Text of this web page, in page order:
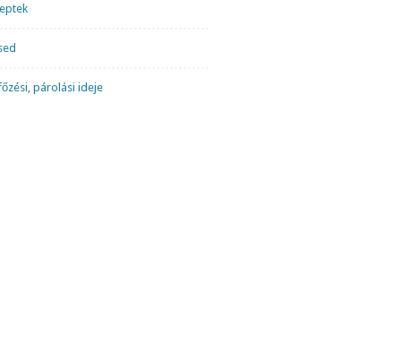
párolási ideje